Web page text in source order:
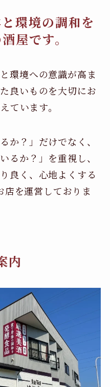
環境の調和を
屋です。
環境への意識が高ま
良いものを大切にお
ています。
か？」だけでなく、
るか？」を重視し、
良く、心地よくする
店を運営しておりま
内